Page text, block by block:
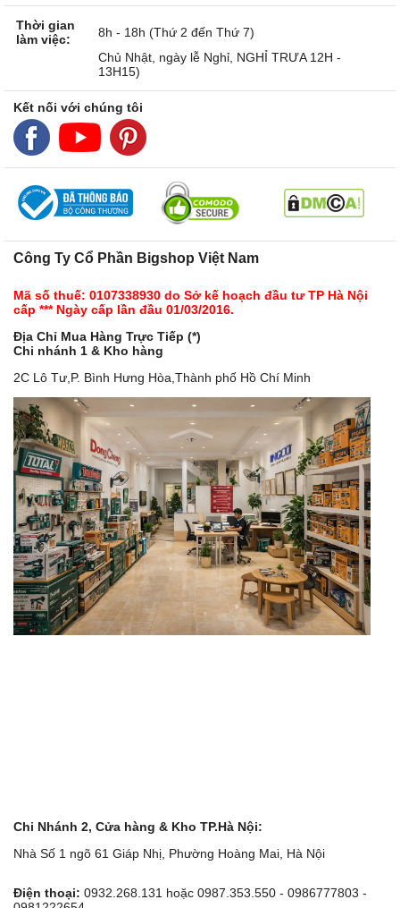
Thời gian
làm việc:
8h - 18h (Thứ 2 đến Thứ 7)
Chủ Nhật, ngày lễ Nghỉ, NGHỈ TRƯA 12H -
13H15)
Kết nối với chúng tôi
Công Ty Cổ Phần Bigshop Việt Nam
Mã số thuế: 0107338930 do Sở kế hoạch đầu tư TP Hà Nội
cấp *** Ngày cấp lần đầu 01/03/2016.
Địa Chỉ Mua Hàng Trực Tiếp (*)
Chi nhánh 1 & Kho hàng
2C Lô Tư,P. Bình Hưng Hòa,Thành phố Hồ Chí Minh
Chi Nhánh 2, Cửa hàng & Kho TP.Hà Nội:
Nhà Số 1 ngõ 61 Giáp Nhị, Phường Hoàng Mai, Hà Nội
Điện thoại: 0932.268.131 hoặc 0987.353.550 - 0986777803 -